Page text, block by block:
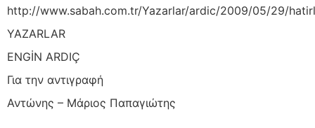
http://www.sabah.com.tr/Yazarlar/ardic/2009/05/29/
YAZARLAR
ENGİN ARDIÇ
Για την αντιγραφή
Αντώνης – Μάριος Παπαγιώτης